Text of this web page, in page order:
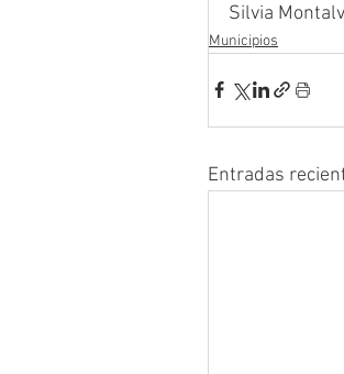
Silvia
Municipios
Entradas